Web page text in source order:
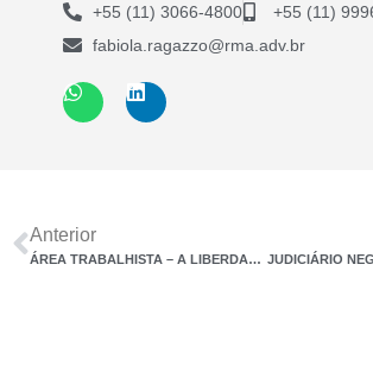
+55 (11) 3066-4800
+55 (11)
fabiola.ragazzo@rma.adv.br
Anterior
ÁREA TRABALHISTA – A LIBERDADE EMPRESARIAL E ECONÔMICA EM CHEQUE – A ATUAÇÃO DE TRABALHADORES NA GESTÃO EMPRESARIAL